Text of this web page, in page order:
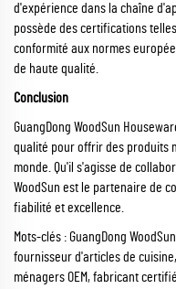
d'expérience dans la chaîne
possède des certifications telles
conformité aux normes
de haute qualité.
Conclusion
GuangDong WoodSun
qualité pour offrir des produits
monde. Qu'il s'agisse de
WoodSun est le partenaire de
fiabilité et excellence.
Mots-clés : GuangDong
fournisseur d'articles de
ménagers OEM, fabricant